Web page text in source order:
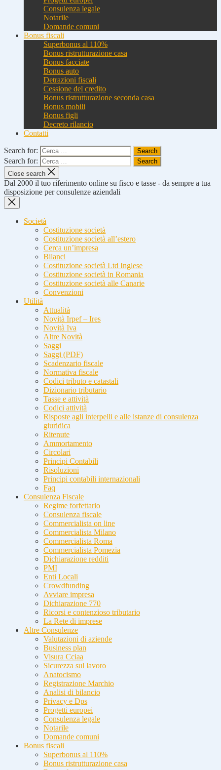
Consulenza legale
Notarile
Domande comuni
Bonus fiscali
Superbonus al 110%
Bonus ristrutturazione casa
Bonus facciate
Bonus auto
Detrazioni fiscali
Cessione del credito
Bonus ristrutturazione seconda casa
Bonus mobili
Bonus figli
Decreto rilancio
Contatti
Search for:
Search for:
Close search
Dal 2000 il tuo riferimento online su fisco e tasse - da sempre a tua
disposizione per consulenze aziendali
Società
Costituzione società
Costituzione società all’estero
Cerca un’impresa
Bilanci
Costituzione società Ltd Inglese
Costituzione società in Romania
Costituzione società alle Canarie
Convenzioni
Utilità
Attualità
Novità Irpef – Ires
Novità Iva
Altre Novità
Saggi
Saggi (PDF)
Scadenzario fiscale
Normativa fiscale
Codici tributo e catastali
Dizionario tributario
Tasse e attività
Codici attività
Risposte agli interpelli e alle istanze di consulenza
giuridica
Ritenute
Ammortamento
Circolari
Principi Contabili
Risoluzioni
Principi contabili internazionali
Faq
Consulenza Fiscale
Regime forfettario
Consulenza fiscale
Commercialista on line
Commercialista Milano
Commercialista Roma
Commercialista Pomezia
Dichiarazione redditi
PMI
Enti Locali
Crowdfunding
Avviare impresa
Dichiarazione 770
Ricorsi e contenzioso tributario
La Rete di imprese
Altre Consulenze
Valutazioni di aziende
Business plan
Visura Cciaa
Sicurezza sul lavoro
Anatocismo
Registrazione Marchio
Analisi di bilancio
Privacy e Dps
Progetti europei
Consulenza legale
Notarile
Domande comuni
Bonus fiscali
Superbonus al 110%
Bonus ristrutturazione casa